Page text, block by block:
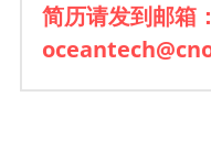
简历请发到邮箱：